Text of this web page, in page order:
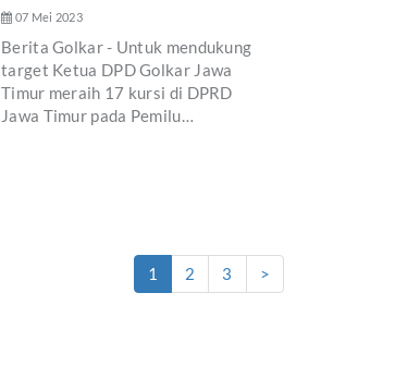
07 Mei 2023
Berita Golkar - Untuk mendukung
target Ketua DPD Golkar Jawa
Timur meraih 17 kursi di DPRD
Jawa Timur pada Pemilu…
1 2 3 >